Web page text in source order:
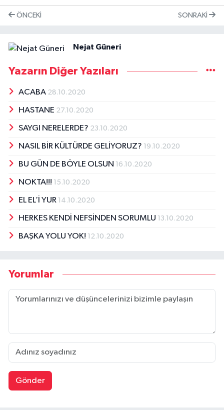
ÖNCEKI SONRAKI
Nejat Güneri
Yazarın Diğer Yazıları
ACABA 28.10.2020
HASTANE 27.10.2020
SAYGI NERELERDE? 23.10.2020
NASIL BİR KÜLTÜRDE GELİYORUZ? 19.10.2020
BU GÜN DE BÖYLE OLSUN 16.10.2020
NOKTA!!! 15.10.2020
EL EL’İ YUR 14.10.2020
HERKES KENDİ NEFSİNDEN SORUMLU 13.10.2020
BAŞKA YOLU YOK! 12.10.2020
Yorumlar
Gönder